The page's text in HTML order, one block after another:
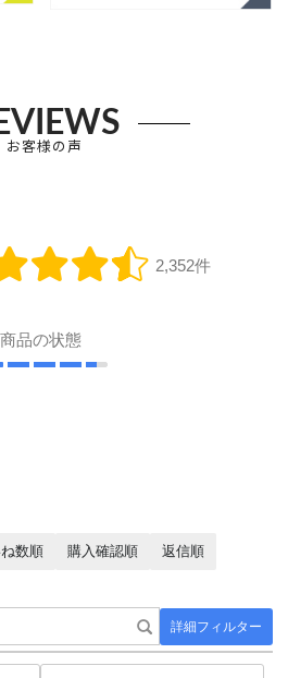
お客様の声
2,352件
商品の状態
詳細フィルター
数順 購入確認順 返信順